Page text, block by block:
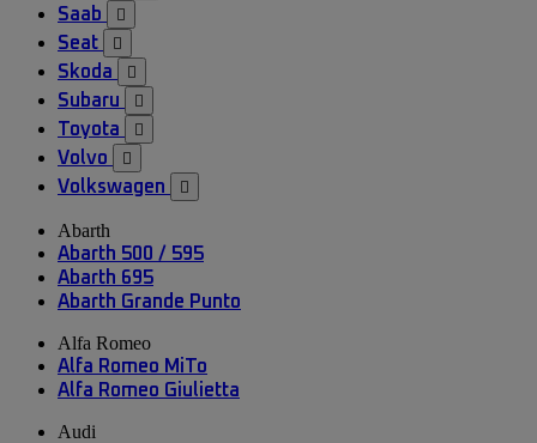
Saab 
Seat 
Skoda 
Subaru 
Toyota 
Volvo 
Volkswagen 
Abarth
Abarth 500 / 595
Abarth 695
Abarth Grande Punto
Alfa Romeo
Alfa Romeo MiTo
Alfa Romeo Giulietta
Audi